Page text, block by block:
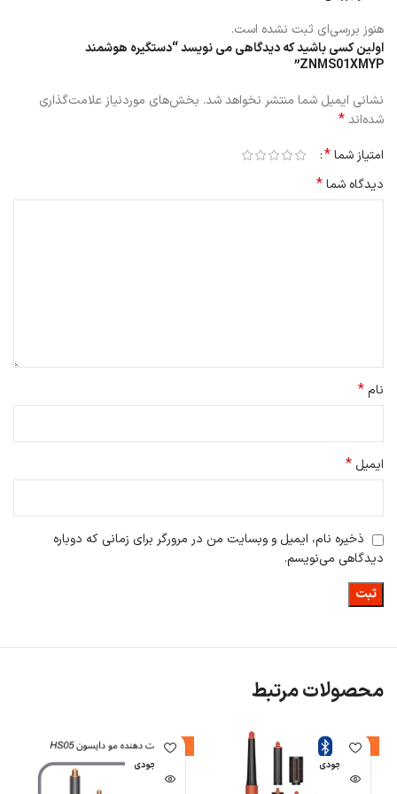
می توانید از رمز عبور به شکل رقمی برای باز کردن قفل استفاده نماید.
می توانید مانند قفل معمولی آن را باز نماید.
هنوز بررسی‌ای ثبت نشده است.
اولین کسی باشید که دیدگاهی می نویسد “دستگیره هوشمند
ZNMS01XMYP”
نشانی ایمیل شما منتشر نخواهد شد. بخش‌های موردنیاز علامت‌گذاری
شده‌اند*
امتیاز شما*
دیدگاه شما*
نام*
ایمیل *
ذخیره نام، ایمیل و وبسایت من در مرورگر برای زمانی که دوباره
دیدگاهی می‌نویسم.
محصولات مرتبط
-4%
اتمام موجودی
-8%
اتمام موجودی